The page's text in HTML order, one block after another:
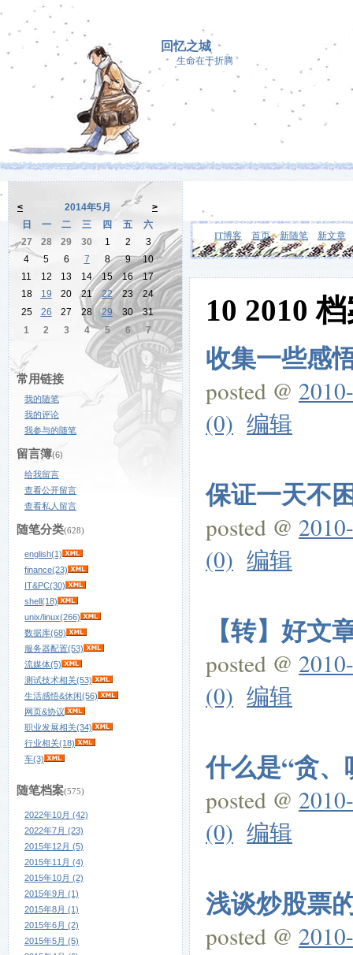
回忆之城
生命在于折腾
IT博客 首页 新随笔 新文章
< 2014年5月
>
日
一 二 三 四 五
六
27
28 29 30 1 2
3
4
5 6 7 8 9
10
11
12 13 14 15 16
17
18
19 20 21 22 23
24
25
26 27 28 29 30
31
1
2 3 4 5 6 7
常用链接
我的随笔
我的评论
我参与的随笔
留言簿(6)
给我留言
查看公开留言
查看私人留言
随笔分类(628)
english(1)
finance(23)
IT&PC(30)
shell(18)
unix/linux(266)
数据库(68)
服务器配置(53)
流媒体(5)
测试技术相关(53)
生活感悟&休闲(56)
网页&协议
职业发展相关(34)
行业相关(18)
车(3)
随笔档案(575)
2022年10月 (42)
2022年7月 (23)
2015年12月 (5)
2015年11月 (4)
2015年10月 (2)
2015年9月 (1)
2015年8月 (1)
2015年6月 (2)
2015年5月 (5)
10 2010
收集一些感
posted @
(0) 编辑
保证一天不
posted @
(0) 编辑
【转】好文
posted @
(0) 编辑
什么是“贪
posted @
(0) 编辑
浅谈炒股票
posted @